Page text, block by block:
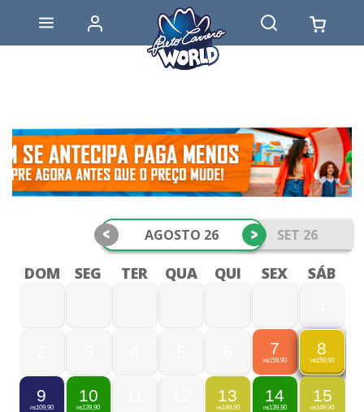
AGOSTO 26 SET 26
< >
DOM SEG TER QUA QUI SEX SÁB
7
R$159,90
8
R$159,90
9
R$109,90
10
R$139,90
13
R$149,90
14
R$139,90
15
R$149,90